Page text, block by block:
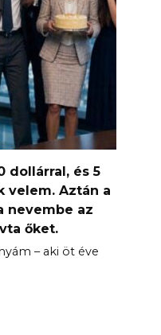
dollárral, és 5
velem. Aztán a
nevembe az
őket.
– aki öt éve